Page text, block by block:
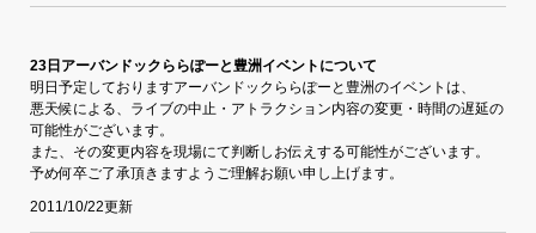
23日アーバンドックららぽーと豊洲イベントについて
明日予定しておりますアーバンドックららぽーと豊洲のイベントは、
悪天候による、ライブの中止・アトラクション内容の変更・時間の遅延の
可能性がございます。
また、その変更内容を現場にて判断しお伝えする可能性がございます。
予め何卒ご了承頂きますようご理解お願い申し上げます。
2011/10/22更新